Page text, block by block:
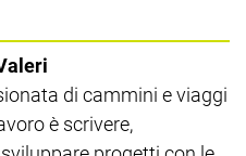
di cammini e viaggi
è scrivere,